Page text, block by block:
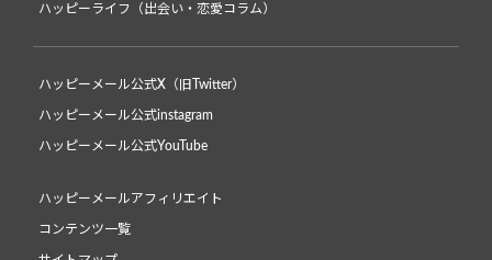
ハッピーライフ（出会い・恋愛コラム）
ハッピーメール公式X（旧Twitter）
ハッピーメール公式instagram
ハッピーメール公式YouTube
ハッピーメールアフィリエイト
コンテンツ一覧